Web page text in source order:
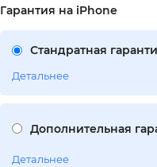
Гарантия на iPhone
Стандратная
Детальнее
Дополнительная
Детальнее